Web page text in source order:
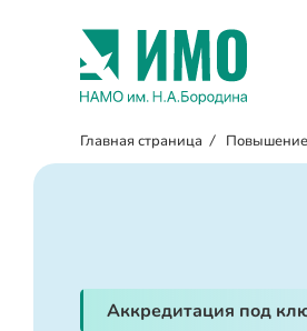
Главная страница /
Аккредитация под